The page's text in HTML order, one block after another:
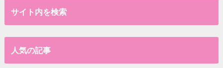
サイト内を検索
人気の記事